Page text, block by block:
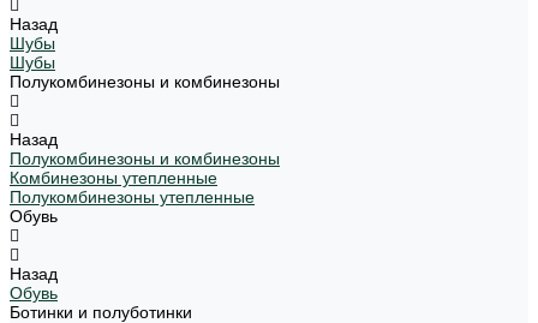
Назад
Шубы
Шубы
Полукомбинезоны и комбинезоны
Назад
Полукомбинезоны и комбинезоны
Комбинезоны утепленные
Полукомбинезоны утепленные
Обувь
Назад
Обувь
Ботинки и полуботинки